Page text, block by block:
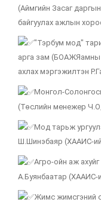
(Аймгийн Засаг
байгуулах ажлын
"Тэрбум мод"
арга зам (БОАЖЯамны
ахлах мэргэжилтэн
Монгол-
(Төслийн менежер
Мод тарьж
Ш.Шинэбаяр (ХААИС-
Агро-ойн аж
А.Буянбаатар (ХААИС-
Жимс жимсгэний